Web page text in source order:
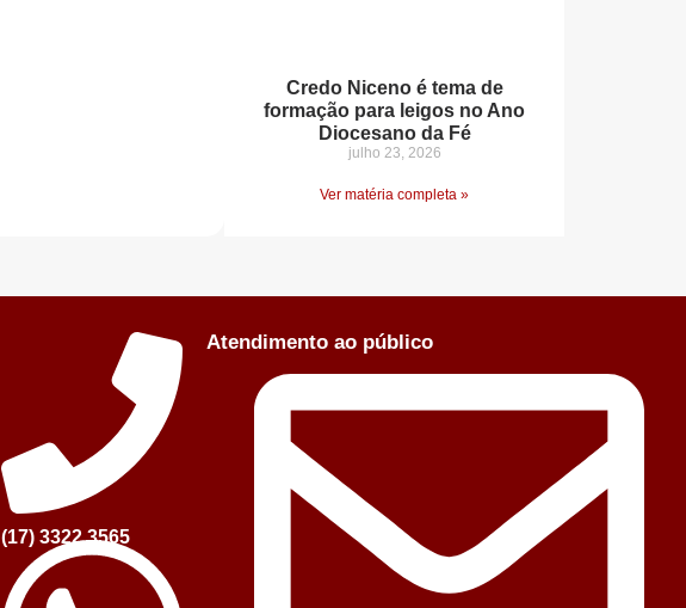
Credo Niceno é tema de
formação para leigos no Ano
Diocesano da Fé
julho 23, 2026
Ver matéria completa »
(17) 3322.3565
Atendimento ao público